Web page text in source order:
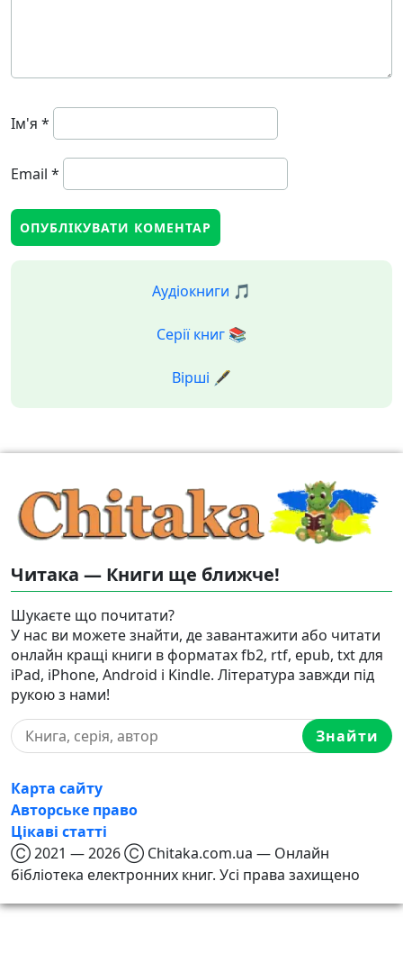
Ім'я *
Email *
Аудіокниги 🎵
Серії книг 📚
Вірші 🖋️
Читака — Книги ще ближче!
Шукаєте що почитати?
У нас ви можете знайти, де завантажити або читати
онлайн кращі книги в форматах fb2, rtf, epub, txt для
iPad, iPhone, Android і Kindle. Література завжди під
рукою з нами!
Знайти
Карта сайту
Авторське право
Цікаві статті
Ⓒ 2021 — 2026 Ⓒ Chitaka.com.ua — Онлайн
бібліотека електронних книг. Усі права захищено